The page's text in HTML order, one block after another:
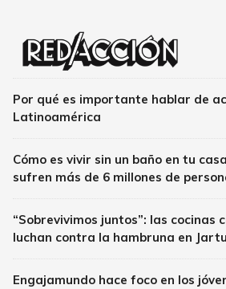
Por qué es importante hablar de
Latinoamérica
Cómo es vivir sin un baño en tu
sufren más de 6 millones de
“Sobrevivimos juntos”: las cocinas
luchan contra la hambruna en
Engajamundo hace foco en los